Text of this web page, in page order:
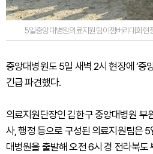
5일중앙대병원의료지원팀이잼버리대회현
중앙대병원도 5일 새벽 2시 현장에 ’중
긴급 파견했다.
의료지원단장인 김한구 중앙대병원 부
사, 행정 등으로 구성된 의료지원팀은
대병원을 출발해 오전 6시 경 전라북도